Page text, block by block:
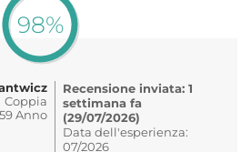
98%
Coppia
Anno
Recensione inviata: 1
settimana fa
(29/07/2026)
Data dell'esperienza:
07/2026